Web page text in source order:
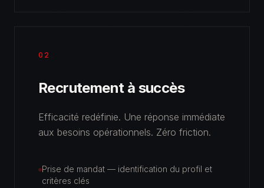
02
Recrutement à succès
Efficacité redéfinie. Une réponse immédiate
aux besoins opérationnels. Zéro friction.
Prise de mandat — identification du profil et
critères clés